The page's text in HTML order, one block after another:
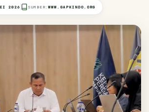
2026 SUMBER:WWW.GAPKINDO.ORG